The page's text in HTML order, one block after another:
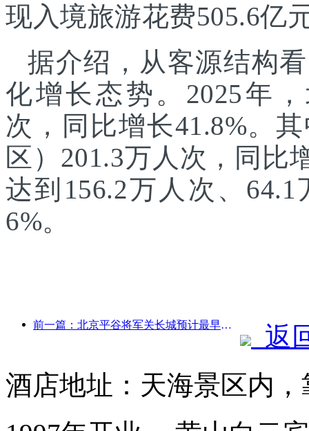
现入境旅游花费505.6亿
据介绍，从客源结构
化增长态势。2025年
次，同比增长41.8%。
区）201.3万人次，同比
达到156.2万人次、
6%。
前一篇：北京平谷将军关长城预计最早于2026年底开门迎客
返
酒店地址：天海景区内